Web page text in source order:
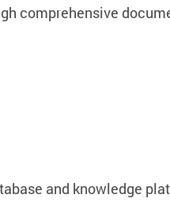
comprehensive
and knowledge